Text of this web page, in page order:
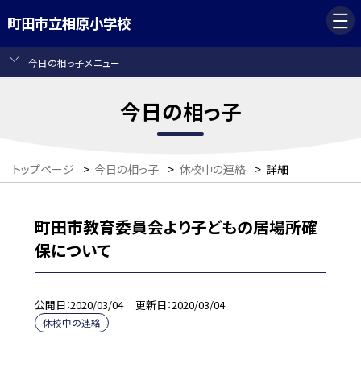
町田市立相原小学校
今日の相っ子メニュー
今日の相っ子
トップページ > 今日の相っ子 > 休校中の連絡 > 詳細
町田市教育委員会より子どもの居場所確
保について
公開日 2020/03/04 更新日 2020/03/04
休校中の連絡